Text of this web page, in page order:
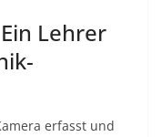
Lehrer
erfasst und